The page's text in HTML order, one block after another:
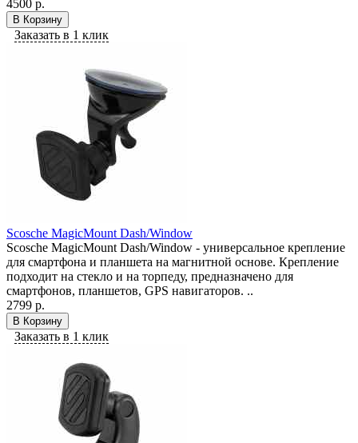
4500 р.
В Корзину
Заказать в 1 клик
Scosche MagicMount Dash/Window
Scosche MagicMount Dash/Window - универсальное крепление
для смартфона и планшета на магнитной основе. Крепление
подходит на стекло и на торпеду, предназначено для
смартфонов, планшетов, GPS навигаторов. ..
2799 р.
В Корзину
Заказать в 1 клик